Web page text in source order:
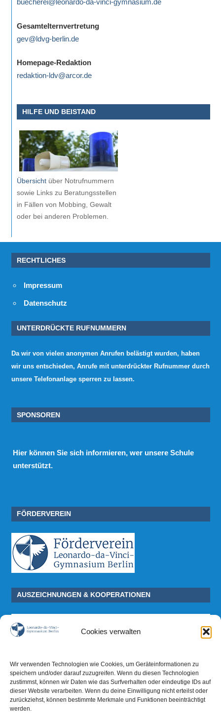
Cookies verwalten
Wir verwenden Technologien wie Cookies, um Geräteinformationen zu
speichern und/oder darauf zuzugreifen. Wenn du diesen Technologien
zustimmst, können wir Daten wie das Surfverhalten oder eindeutige IDs auf
dieser Website verarbeiten. Wenn du deine Einwilligung nicht erteilst oder
zurückziehst, können bestimmte Merkmale und Funktionen beeinträchtigt
werden.
buecherei@leonardo-da-vinci-gymnasium.de
Gesamtelternvertretung
gev@ldvg-berlin.de
Homepage-Redaktion
redaktion-ldv@arcor.de
HILFE UND BEISTAND
Übersichtüber Notrufnummern
sowie Links zu Beratungsstellen
in Fällen von Mobbing, Gewalt
oder bei anderen Problemen.
RECHTLICHES
Impressum
Datenschutz
UNTERDRÜCKTE RUFNUMMERN
Da wir von vielen anonymen Anrufen belästigt wurden, haben
wir uns entschieden, Anrufe mit unterdrückter Rufnummer durch
unsere Telefonanlage sperren zu lassen.
SPONSOREN
Hier können Sie sich informieren, wer unsere Schule
unterstützt.
FÖRDERVEREIN
AUSZEICHNUNGEN & KOOPERATIONEN